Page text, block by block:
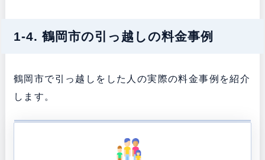
1-4. 鶴岡市の引っ越しの料金事例
鶴岡市で引っ越しをした人の実際の料金事例を紹介
します。